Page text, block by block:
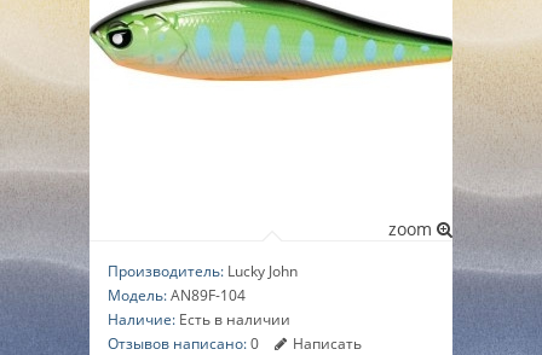
zoom
Производитель: Lucky John
Модель:AN89F-104
Наличие: Есть в наличии
Отзывов написано:0 Написать